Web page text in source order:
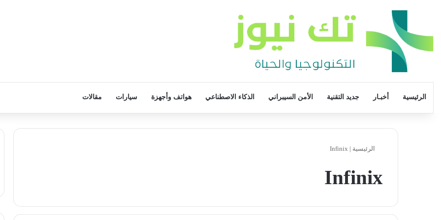
الرئيسية أخبـار جديد التقنية الأمن السيبراني الذكاء الاصطناعي هواتف وأجهزة سيارات مقالات
الرئيسية |
Infinix
Infinix